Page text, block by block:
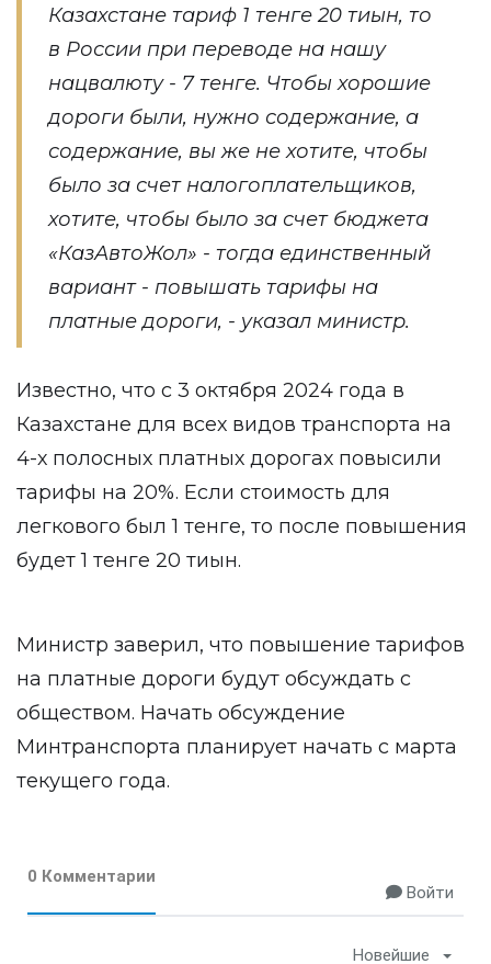
Казахстане тариф 1 тенге 20 тиын, то
в России при переводе на нашу
нацвалюту - 7 тенге. Чтобы хорошие
дороги были, нужно содержание, а
содержание, вы же не хотите, чтобы
было за счет налогоплательщиков,
хотите, чтобы было за счет бюджета
«КазАвтоЖол» - тогда единственный
вариант - повышать тарифы на
платные дороги, - указал министр.
Известно, что с 3 октября 2024 года в
Казахстане для всех видов транспорта на
4-х полосных платных дорогах повысили
тарифы на 20%. Если стоимость для
легкового был 1 тенге, то после повышения
будет 1 тенге 20 тиын.
Министр заверил, что повышение тарифов
на платные дороги будут обсуждать с
обществом. Начать обсуждение
Минтранспорта планирует начать с марта
текущего года.
0 Комментарии
Войти
Новейшие